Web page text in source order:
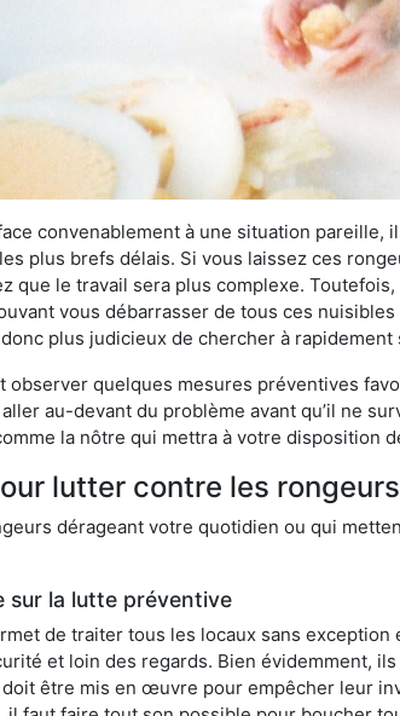
convenablement à une situation
plus brefs délais. Si vous laissez ces
que le travail sera plus complexe.
vous débarrasser de tous ces
plus judicieux de chercher à
observer quelques mesures préventives
au-devant du problème avant qu’il ne
la nôtre qui mettra à votre disposition
lutter contre les
dérageant votre quotidien ou qui
sur la lutte préventive
de traiter tous les locaux sans
et loin des regards. Bien évidemment,
être mis en œuvre pour empêcher leur